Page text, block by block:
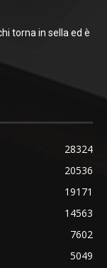
torna in sella ed è
28324
20536
19171
14563
7602
5049